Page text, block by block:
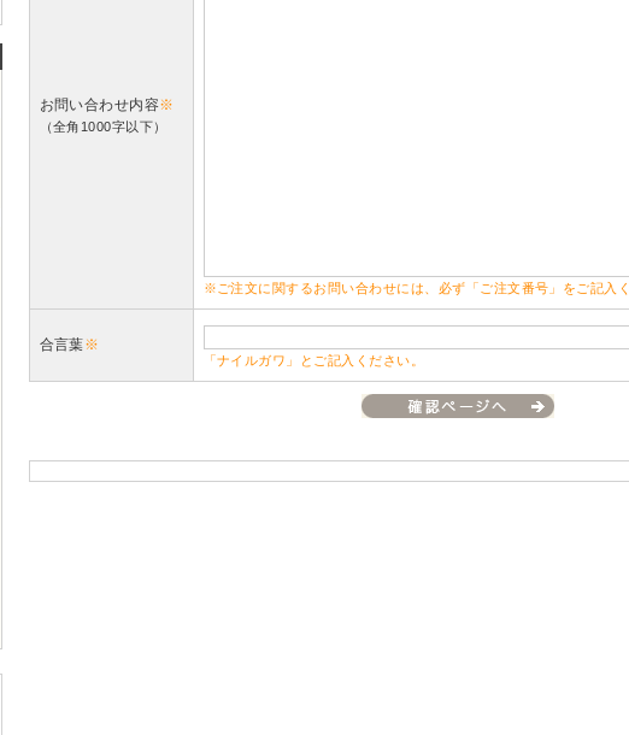
お問い合わせ内容※
（全角1000字以下）
※ご注文に関するお問い合わせには、必ず「ご注文番号」をご記入
合言葉※
「ナイルガワ」とご記入ください。